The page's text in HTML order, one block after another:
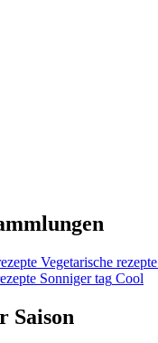
Vegetarische rezepte
Sonniger tag Cool
Saison